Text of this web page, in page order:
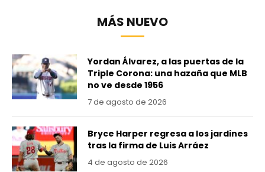
MÁS NUEVO
Yordan Álvarez, a las puertas de la
Triple Corona: una hazaña que MLB
no ve desde 1956
7 de agosto de 2026
Bryce Harper regresa a los jardines
tras la firma de Luis Arráez
4 de agosto de 2026